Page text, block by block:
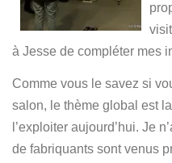
日本語
à Jesse de compléter mes
Comme vous le savez si
salon, le thème global est
l’exploiter aujourd’hui. Je
de fabriquants sont venus